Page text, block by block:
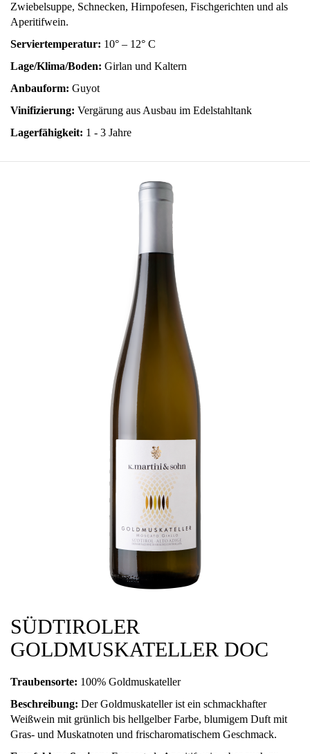
Zwiebelsuppe, Schnecken, Hirnpofesen, Fischgerichten und als
Aperitifwein.
Serviertemperatur: 10° – 12° C
Lage/Klima/Boden: Girlan und Kaltern
Anbauform: Guyot
Vinifizierung: Vergärung aus Ausbau im Edelstahltank
Lagerfähigkeit: 1 - 3 Jahre
SÜDTIROLER
GOLDMUSKATELLER DOC
Traubensorte: 100% Goldmuskateller
Beschreibung: Der Goldmuskateller ist ein schmackhafter
Weißwein mit grünlich bis hellgelber Farbe, blumigem Duft mit
Gras- und Muskatnoten und frischaromatischem Geschmack.